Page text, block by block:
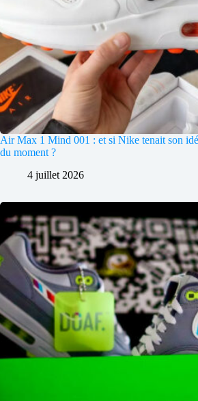
Air Max 1 Mind 001 : et si Nike tenait son
du moment ?
4 juillet 2026